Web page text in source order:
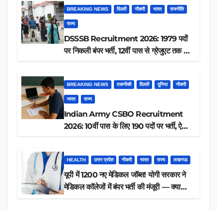
BREAKING NEWS दिल्ली नौकरी भारत राजनीति
राज्य
DSSSB Recruitment 2026: 1979 पदों
पर निकली बंपर भर्ती, 12वीं पास से ग्रेजुएट तक करें
BREAKING NEWS तकनीकी दिल्ली दुनिया नौकरी
भारत राज्य
Indian Army CSBO Recruitment
2026: 10वीं पास के लिए 190 पदों पर भर्ती, ऐसे
HEALTH उत्तर प्रदेश नौकरी भारत राज्य लखनऊ
यूपी में 1200 नए मेडिकल जॉब्स! योगी सरकार ने
मेडिकल कॉलेजों में बंपर भर्ती की मंजूरी — क्या